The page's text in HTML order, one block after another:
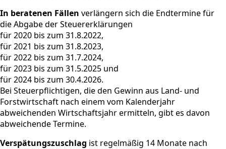
In beratenen Fällen verlängern sich die Endtermine für
die Abgabe der Steuererklärungen
für 2020 bis zum 31.8.2022,
für 2021 bis zum 31.8.2023,
für 2022 bis zum 31.7.2024,
für 2023 bis zum 31.5.2025 und
für 2024 bis zum 30.4.2026.
Bei Steuerpflichtigen, die den Gewinn aus Land- und
Forstwirtschaft nach einem vom Kalenderjahr
abweichenden Wirtschaftsjahr ermitteln, gibt es davon
abweichende Termine.
Verspätungszuschlag ist regelmäßig 14 Monate nach